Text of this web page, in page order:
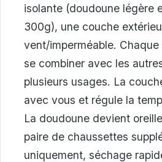
isolante (doudoune légère
300g), une couche
vent/imperméable.
se combiner avec les
plusieurs usages. La
avec vous et régule la
La doudoune devient
paire de chaussettes
uniquement, séchage